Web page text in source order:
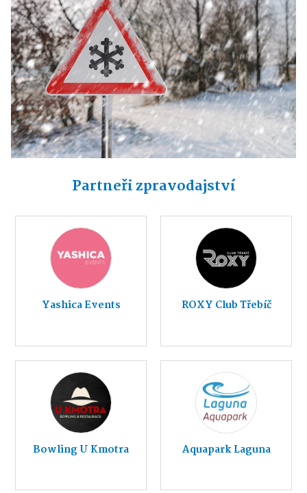
Partneři zpravodajství
Yashica Events ROXY Club Třebíč
Bowling U Kmotra Aquapark Laguna